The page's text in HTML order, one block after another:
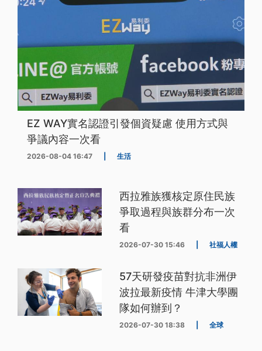
EZ WAY實名認證引發個資疑慮 使用方式與
爭議內容一次看
2026-08-04 16:47 生活
西拉雅族獲核定原住民族
爭取過程與族群分布一次
看
2026-07-30 15:46 社福人權
57天研發疫苗對抗非洲伊
波拉最新疫情 牛津大學團
隊如何辦到？
2026-07-30 18:38 全球